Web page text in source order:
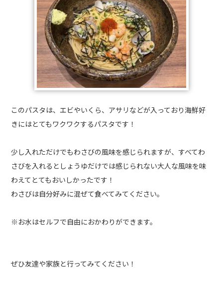
このパスタは、エビやいくら、アサリなどが入っており海鮮好
きにはとてもワクワクするパスタです！
少し入れただけでもわさびの風味を感じられますが、すべてわ
さびを入れるとしょうゆだけでは感じられない大人な風味を味
わえてとてもおいしかったです！
わさびは自分好みに混ぜて食べてみてください。
※お水はセルフで自由におかわりができます。
ぜひ友達や家族と行ってみてください！